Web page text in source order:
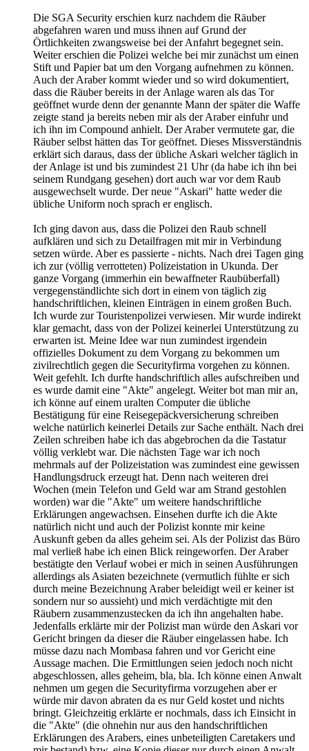
Die SGA Security erschien kurz nachdem die Räuber
abgefahren waren und muss ihnen auf Grund der
Örtlichkeiten zwangsweise bei der Anfahrt begegnet sein.
Weiter erschien die Polizei welche bei mir zunächst um einen
Stift und Papier bat um den Vorgang aufnehmen zu können.
Auch der Araber kommt wieder und so wird dokumentiert,
dass die Räuber bereits in der Anlage waren als das Tor
geöffnet wurde denn der genannte Mann der später die Waffe
zeigte stand ja bereits neben mir als der Araber einfuhr und
ich ihn im Compound anhielt. Der Araber vermutete gar, die
Räuber selbst hätten das Tor geöffnet. Dieses Missverständnis
erklärt sich daraus, dass der übliche Askari welcher täglich in
der Anlage ist und bis zumindest 21 Uhr (da habe ich ihn bei
seinem Rundgang gesehen) dort auch war vor dem Raub
ausgewechselt wurde. Der neue "Askari" hatte weder die
übliche Uniform noch sprach er englisch.
Ich ging davon aus, dass die Polizei den Raub schnell
aufklären und sich zu Detailfragen mit mir in Verbindung
setzen würde. Aber es passierte - nichts. Nach drei Tagen ging
ich zur (völlig verrotteten) Polizeistation in Ukunda. Der
ganze Vorgang (immerhin ein bewaffneter Raubüberfall)
vergegenständlichte sich dort in einem von täglich zig
handschriftlichen, kleinen Einträgen in einem großen Buch.
Ich wurde zur Touristenpolizei verwiesen. Mir wurde indirekt
klar gemacht, dass von der Polizei keinerlei Unterstützung zu
erwarten ist. Meine Idee war nun zumindest irgendein
offizielles Dokument zu dem Vorgang zu bekommen um
zivilrechtlich gegen die Securityfirma vorgehen zu können.
Weit gefehlt. Ich durfte handschriftlich alles aufschreiben und
es wurde damit eine "Akte" angelegt. Weiter bot man mir an,
ich könne auf einem uralten Computer die übliche
Bestätigung für eine Reisegepäckversicherung schreiben
welche natürlich keinerlei Details zur Sache enthält. Nach drei
Zeilen schreiben habe ich das abgebrochen da die Tastatur
völlig verklebt war. Die nächsten Tage war ich noch
mehrmals auf der Polizeistation was zumindest eine gewissen
Handlungsdruck erzeugt hat. Denn nach weiteren drei
Wochen (mein Telefon und Geld war am Strand gestohlen
worden) war die "Akte" um weitere handschriftliche
Erklärungen angewachsen. Einsehen durfte ich die Akte
natürlich nicht und auch der Polizist konnte mir keine
Auskunft geben da alles geheim sei. Als der Polizist das Büro
mal verließ habe ich einen Blick reingeworfen. Der Araber
bestätigte den Verlauf wobei er mich in seinen Ausführungen
allerdings als Asiaten bezeichnete (vermutlich fühlte er sich
durch meine Bezeichnung Araber beleidigt weil er keiner ist
sondern nur so aussieht) und mich verdächtigte mit den
Räubern zusammenzustecken da ich ihn angehalten habe.
Jedenfalls erklärte mir der Polizist man würde den Askari vor
Gericht bringen da dieser die Räuber eingelassen habe. Ich
müsse dazu nach Mombasa fahren und vor Gericht eine
Aussage machen. Die Ermittlungen seien jedoch noch nicht
abgeschlossen, alles geheim, bla, bla. Ich könne einen Anwalt
nehmen um gegen die Securityfirma vorzugehen aber er
würde mir davon abraten da es nur Geld kostet und nichts
bringt. Gleichzeitig erklärte er nochmals, dass ich Einsicht in
die "Akte" (die ohnehin nur aus den handschriftlichen
Erklärungen des Arabers, eines unbeteiligten Caretakers und